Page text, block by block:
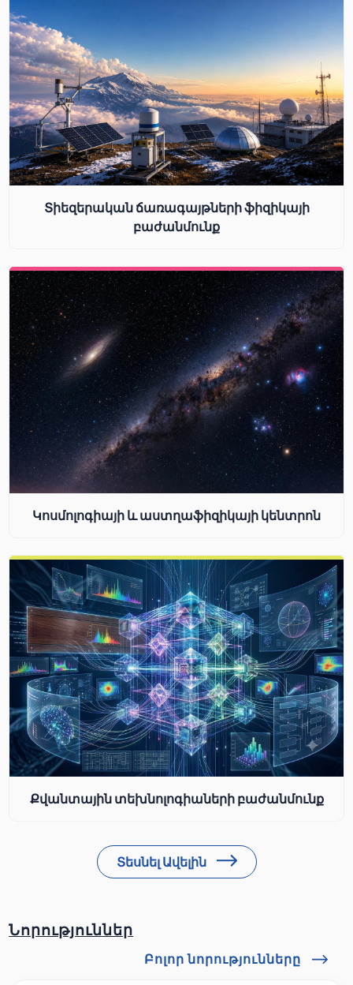
Տիեզերական ճառագայթների ֆիզիկայի
բաժանմունք
Կոսմոլոգիայի և աստղաֆիզիկայի կենտրոն
Քվանտային տեխնոլոգիաների բաժանմունք
Տեսնել Ավելին
Նորություններ
Բոլոր նորությունները